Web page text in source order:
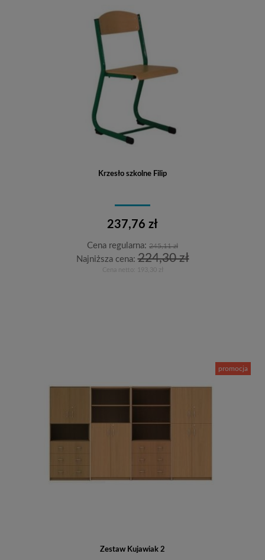
Krzesło szkolne Filip
237,76 zł
Cena regularna: 245,11 zł
Najniższa cena:224,30 zł
193,30 zł
Zestaw Kujawiak 2
promocja